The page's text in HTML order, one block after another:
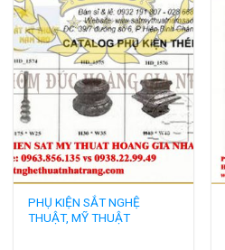
PHỤ KIỆN SẮT NGHỆ
THUẬT, MỸ THUẬT